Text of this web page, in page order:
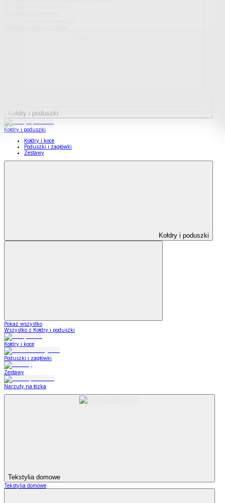
Kołdry i poduszki
Kołdry i poduszki
Kołdry i koce
Poduszki i zagłówki
Zestawy
Kołdry i poduszki
Pokaż wszystko
Wszystko z Kołdry i poduszki
Kołdry i koce
Poduszki i zagłówki
Zestawy
Narzuty na łózka
Tekstylia domowe
Tekstylia domowe